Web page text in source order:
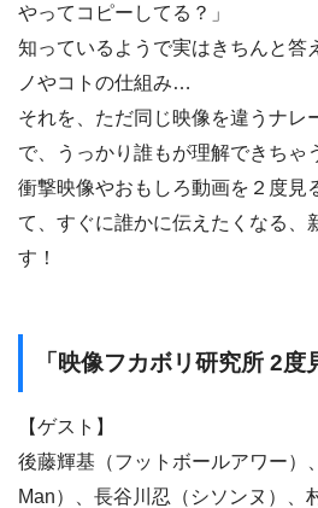
やってコピーしてる？」
知っているようで実はきちんと答
ノやコトの仕組み…
それを、ただ同じ映像を違うナレ
で、うっかり誰もが理解できちゃ
衝撃映像やおもしろ動画を２度見
て、すぐに誰かに伝えたくなる、
す！
「映像フカボリ研究所 2
【ゲスト】
後藤輝基（フットボールアワー）
Man）、長谷川忍（シソンヌ）、